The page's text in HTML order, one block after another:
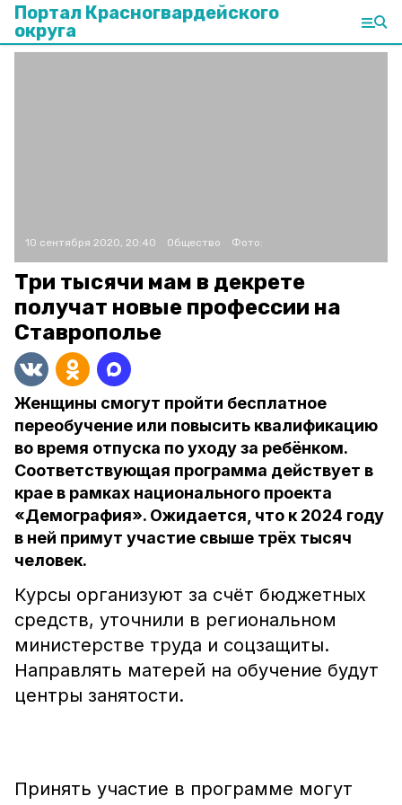
Портал Красногвардейского
округа
10 сентября 2020, 20:40 Общество Фото:
Три тысячи мам в декрете
получат новые профессии на
Ставрополье
Женщины смогут пройти бесплатное
переобучение или повысить квалификацию
во время отпуска по уходу за ребёнком.
Соответствующая программа действует в
крае в рамках национального проекта
«Демография». Ожидается, что к 2024 году
в ней примут участие свыше трёх тысяч
человек.
Курсы организуют за счёт бюджетных
средств, уточнили в региональном
министерстве труда и соцзащиты.
Направлять матерей на обучение будут
центры занятости.
Принять участие в программе могут